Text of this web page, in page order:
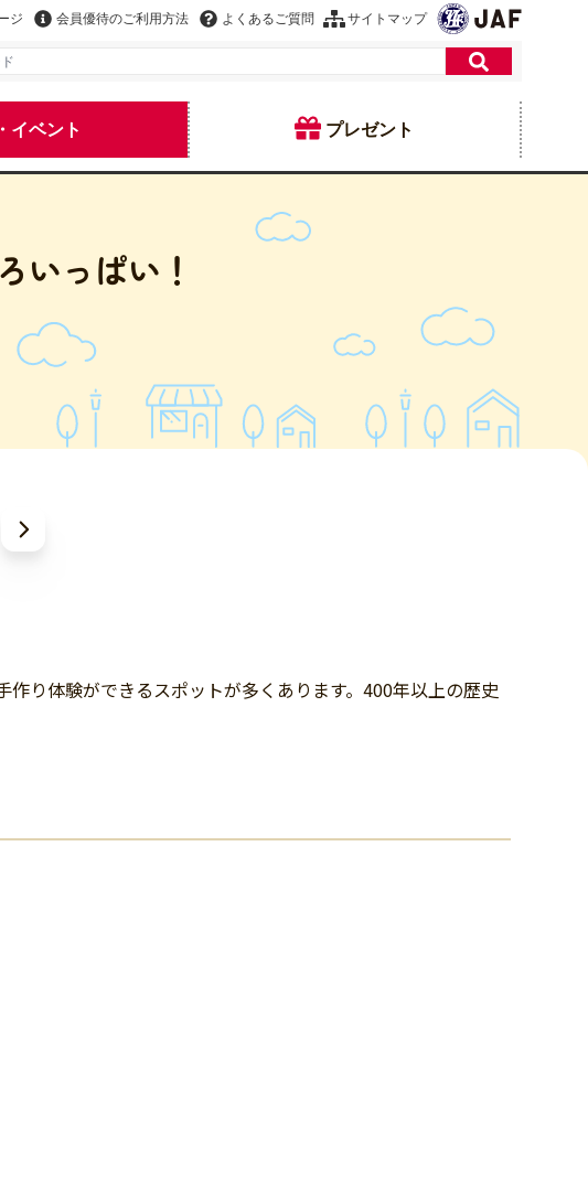
ジ 会員優待のご利用方法 よくあるご質問 サイトマップ
イベント プレゼント
いっぱい！
り体験ができるスポットが多くあります。400年以上の歴史